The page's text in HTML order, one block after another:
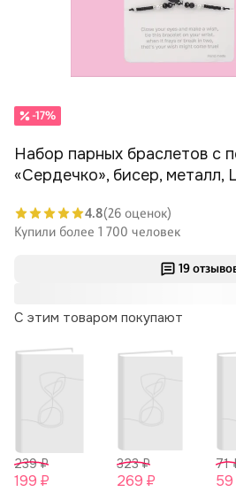
19
С этим товаром покупают
239 ₽
199 ₽
323 ₽
269 ₽
71
59
-17%
Набор парных браслетов с
«Сердечко», бисер, металл,
4.8(26 оценок)
Купили более 1 700 человек